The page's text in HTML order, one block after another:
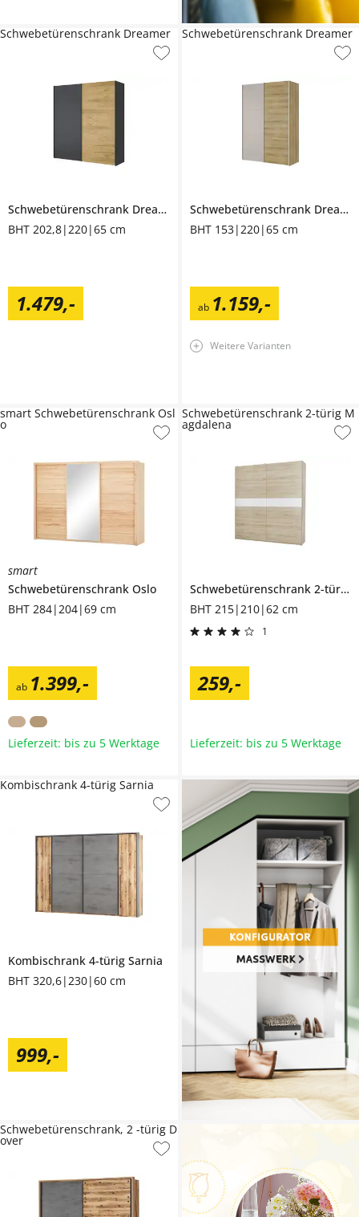
Schwebetürenschrank Dreamer
BHT 202,8|220|65 cm
1.479,-
Schwebetürenschrank Dreamer
Schwebetürenschrank Dreamer
BHT 153|220|65 cm
ab 1.159,-
Schwebetürenschrank Dreamer
Weitere Varianten
smart
Schwebetürenschrank Oslo
BHT 284|204|69 cm
ab 1.399,-
smart Schwebetürenschrank Osl
o
Lieferzeit: bis zu 5 Werktage
Schwebetürenschrank 2-türig
BHT 215|210|62 cm
1
259,-
Schwebetürenschrank 2-türig M
agdalena
Lieferzeit: bis zu 5 Werktage
Kombischrank 4-türig Sarnia
BHT 320,6|230|60 cm
999,-
Kombischrank 4-türig Sarnia
Schwebetürenschrank, 2 -türig D
over